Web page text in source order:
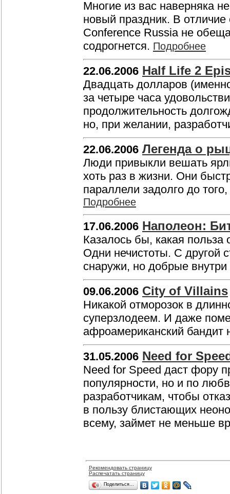
Многие из вас наверняка
новый праздник. В
Conference Russia не
содрогнется. Подробнее
22.06.2006 Half Life 2
Двадцать долларов
за четыре часа
продолжительность
но, при желании,
22.06.2006 Легенда о
Люди привыкли вешать
хоть раз в жизни. Они
параллели задолго до
Подробнее
17.06.2006 Наполеон:
Казалось бы, какая
Одни нечистоты. С другой
снаружи, но добрые
09.06.2006 City of Villains
Никакой отморозок в
суперзлодеем. И даже
афроамериканский бандит
31.05.2006 Need for
Need for Speed даст фору
популярности, но и по
разработчикам, чтобы
в пользу блистающих
всему, займет не меньше
Рекомендовать страницу
Распечатать страницу
Поделиться…